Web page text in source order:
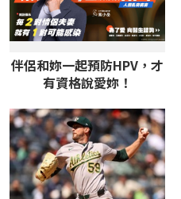
伴侶和妳一起預防HPV，才
有資格說愛妳！